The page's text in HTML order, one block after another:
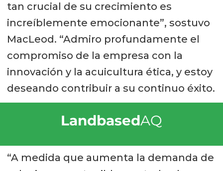
tan crucial de su crecimiento es
increíblemente emocionante”, sostuvo
MacLeod. “Admiro profundamente el
compromiso de la empresa con la
innovación y la acuicultura ética, y estoy
deseando contribuir a su continuo éxito.
LandbasedAQ
“A medida que aumenta la demanda de